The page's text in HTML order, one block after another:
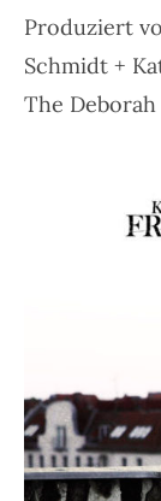
Produziert
Schmidt +
The